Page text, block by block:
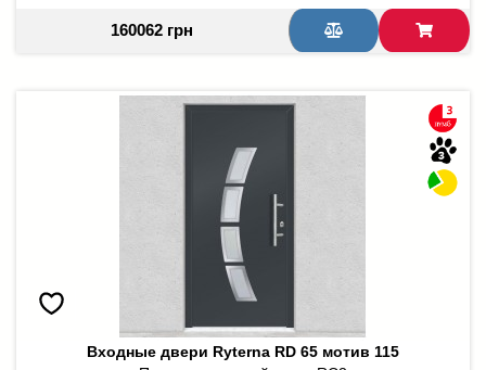
160062 грн
Входные двери Ryterna RD 65 мотив 115